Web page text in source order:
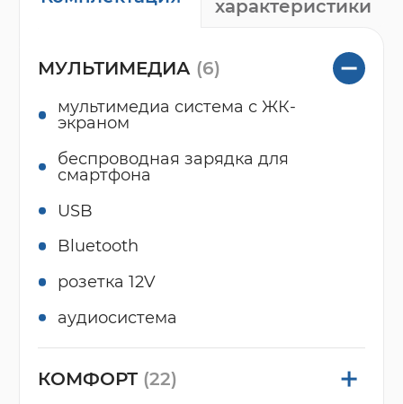
характеристики
МУЛЬТИМЕДИА (6)
мультимедиа система с ЖК-
экраном
беспроводная зарядка для
смартфона
USB
Bluetooth
розетка 12V
аудиосистема
КОМФОРТ (22)